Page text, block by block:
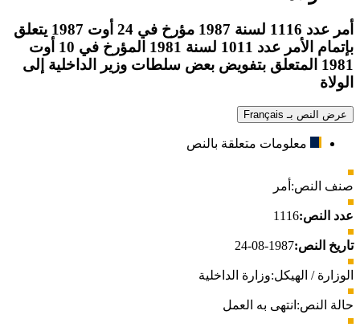
أمر عدد 1116 لسنة 1987 مؤرخ في 24 أوت 1987 يتعلق
بإتمام الأمر عدد 1011 لسنة 1981 المؤرخ في 10 أوت
1981 المتعلق بتفويض بعض سلطات وزير الداخلية إلى
الولاة
عرض النص بـ Français
معلومات متعلقة بالنص
صنف النص: أمر
عدد النص:1116
تاريخ النص:1987-08-24
الوزارة / الهيكل:وزارة الداخلية
حالة النص: انتهى به العمل